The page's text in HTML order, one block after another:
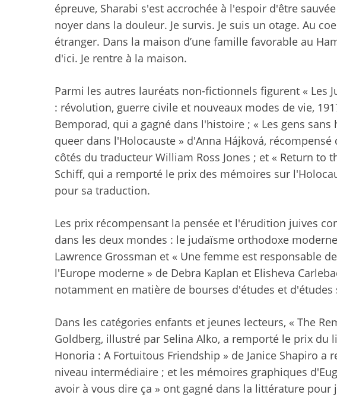
épreuve, Sharabi s'est accrochée à l'espoir d'être
noyer dans la douleur. Je survis. Je suis un otage. Au
étranger. Dans la maison d’une famille favorable au
d'ici. Je rentre à la maison.
Parmi les autres lauréats non-fictionnels figurent « Les
: révolution, guerre civile et nouveaux modes de vie,
Bemporad, qui a gagné dans l'histoire ; « Les gens
queer dans l'Holocauste » d'Anna Hájková,
côtés du traducteur William Ross Jones ; et « Return to
Schiff, qui a remporté le prix des mémoires sur
pour sa traduction.
Les prix récompensant la pensée et l'érudition juives
dans les deux mondes : le judaïsme orthodoxe
Lawrence Grossman et « Une femme est responsable
l'Europe moderne » de Debra Kaplan et Elisheva
notamment en matière de bourses d'études et d'études
Dans les catégories enfants et jeunes lecteurs, « The
Goldberg, illustré par Selina Alko, a remporté le prix du
Honoria : A Fortuitous Friendship » de Janice Shapiro
niveau intermédiaire ; et les mémoires graphiques
avoir à vous dire ça » ont gagné dans la littérature pour